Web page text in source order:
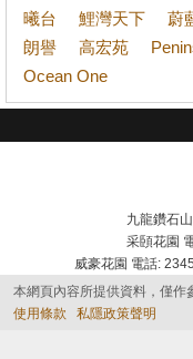
曦台
鯉灣天下 蔚
朗譽
高宏苑
Ocean One
九龍鑽石
采頣花園
威豪花園 電話:
本網頁內容所提供資料，僅作
使用條款
私隱政策聲明